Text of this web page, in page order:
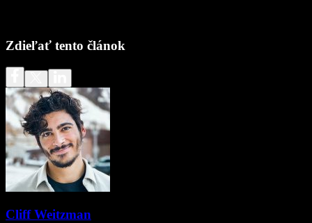
Zdieľať tento článok
Cliff Weitzman